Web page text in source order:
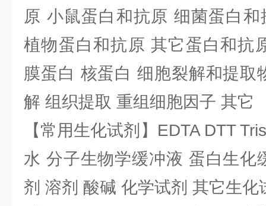
原 小鼠蛋白和抗原 细菌蛋白
植物蛋白和抗原 其它蛋白和抗
膜蛋白 核蛋白 细胞裂解和提取
解 组织提取 重组细胞因子 其它
【常用生化试剂】EDTA DTT
水 分子生物学缓冲液 蛋白生化
剂 溶剂 酸碱 化学试剂 其它生化